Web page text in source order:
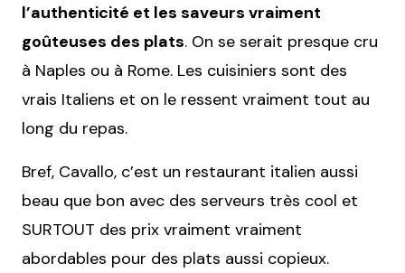
l’authenticité et les saveurs vraiment
goûteuses des plats. On se serait presque cru
à Naples ou à Rome. Les cuisiniers sont des
vrais Italiens et on le ressent vraiment tout au
long du repas.
Bref, Cavallo, c’est un restaurant italien aussi
beau que bon avec des serveurs très cool et
SURTOUT des prix vraiment vraiment
abordables pour des plats aussi copieux.